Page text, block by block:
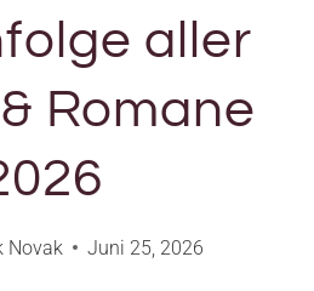
aller
Romane
Novak Juni 25, 2026